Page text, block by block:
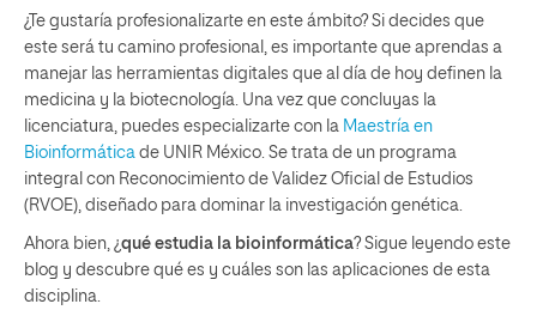
¿Te gustaría profesionalizarte en este ámbito? Si decides que
este será tu camino profesional, es importante que aprendas a
manejar las herramientas digitales que al día de hoy definen la
medicina y la biotecnología. Una vez que concluyas la
licenciatura, puedes especializarte con la Maestría en
Bioinformática de UNIR México. Se trata de un programa
integral con Reconocimiento de Validez Oficial de Estudios
(RVOE), diseñado para dominar la investigación genética.
Ahora bien, ¿qué estudia la bioinformática? Sigue leyendo este
blog y descubre qué es y cuáles son las aplicaciones de esta
disciplina.